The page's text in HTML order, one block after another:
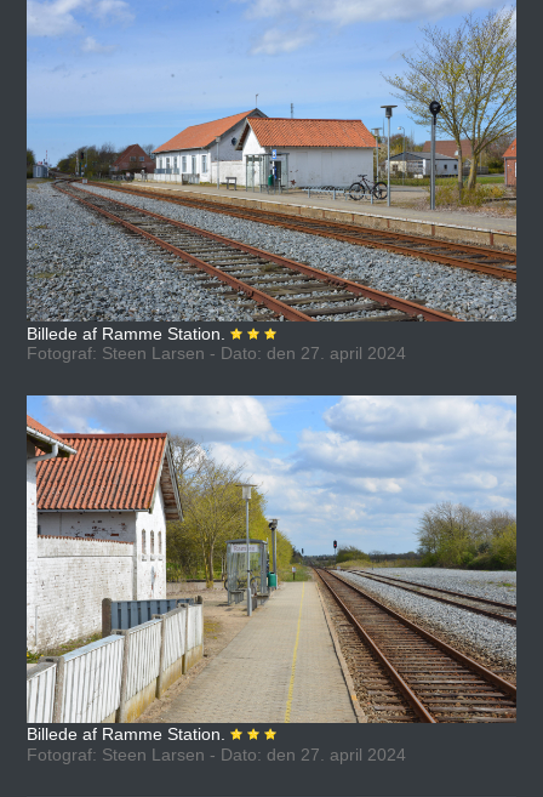
Billede af Ramme Station.
Fotograf: Steen Larsen - Dato: den 27. april 2024
Billede af Ramme Station.
Fotograf: Steen Larsen - Dato: den 27. april 2024